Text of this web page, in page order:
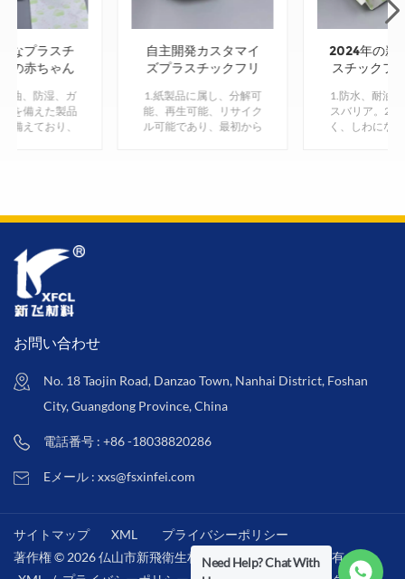
なプラスチ
の赤ちゃん
ット袋
油、防湿、ガ
を備えた製品
備えており、
素材。
自主開発カスタマイ
ズプラスチックフリ
ポーチ
1.紙製品に属し、分解可
能、再生可能、リサイク
ル可能であり、最初から
可能なプラスチックフリ
2024年の新
スチックフ
ッケー
1.防水、耐油
スバリア。2.
く、しわにな
お問い合わせ
No. 18 Taojin Road, Danzao Town, Nanhai District, Foshan
City, Guangdong Province, China
電話番号 : +86 -18038820286
Eメール : xxs@fsxinfei.com
サイトマップ XML
プライバシーポリシー
著作権 © 2026 仏山市新飛衛生材料株式会社 .全著作権所有 . /
Need Help? Chat With